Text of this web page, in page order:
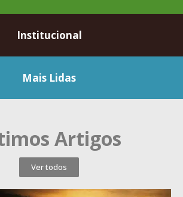
Institucional
Mais Lidas
Artigos
Ver todos